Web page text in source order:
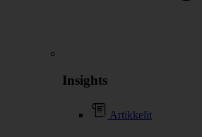
Insights
Artikkelit